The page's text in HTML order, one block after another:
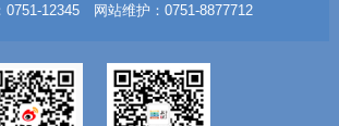
0751-12345 网站维护：0751-8877712